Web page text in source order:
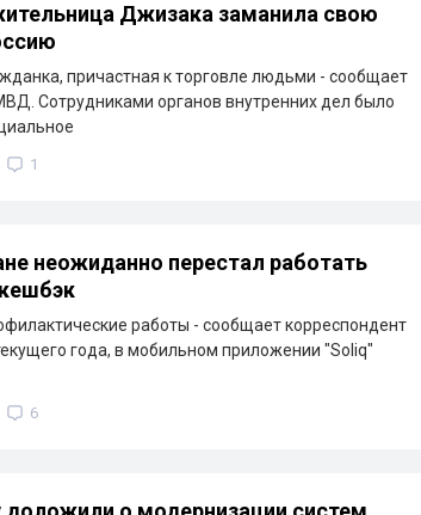
Джизака заманила свою
причастная к торговле людьми - сообщает
Сотрудниками органов внутренних дел было
1
неожиданно перестал работать
работы - сообщает корреспондент
года, в мобильном приложении "Soliq"
6